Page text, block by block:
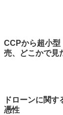
CCPから超小型
売、どこかで見
ドローンに関
憑性